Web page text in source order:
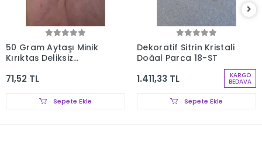
50 Gram Aytaşı Minik
Kırıktaş Deliksiz
71,52 TL
Sepete Ekle
Dekoratif Sitrin Kristali
Doğal Parça 18-ST
1.411,33 TL KARGO
BEDAVA
Sepete Ekle